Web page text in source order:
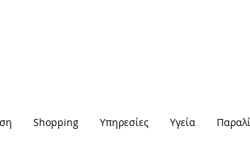
Shopping Υπηρεσίες Υγεία